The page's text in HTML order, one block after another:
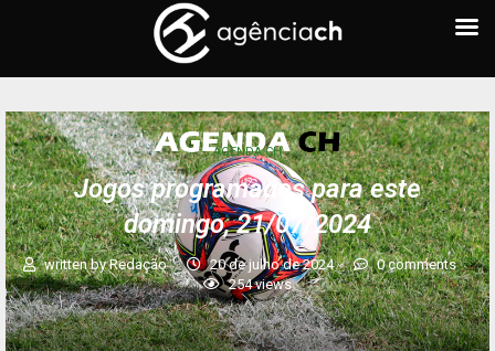
AGENDA CH
Jogos programados para este
domingo, 21/07/2024
written byRedação 20 de julho de 2024
0 comments
254views